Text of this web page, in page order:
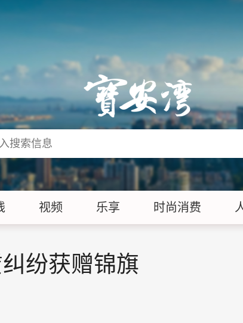
视频 乐享 时尚消费
纷获赠锦旗